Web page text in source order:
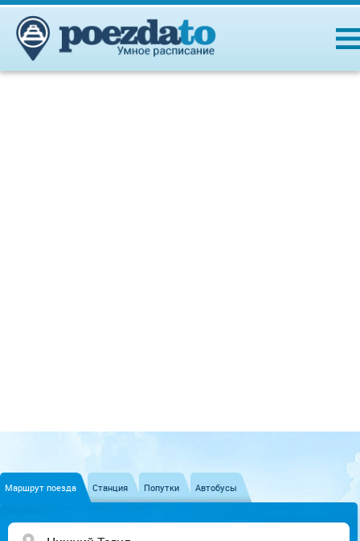
Маршрут поезда Станция Попутки Автобусы